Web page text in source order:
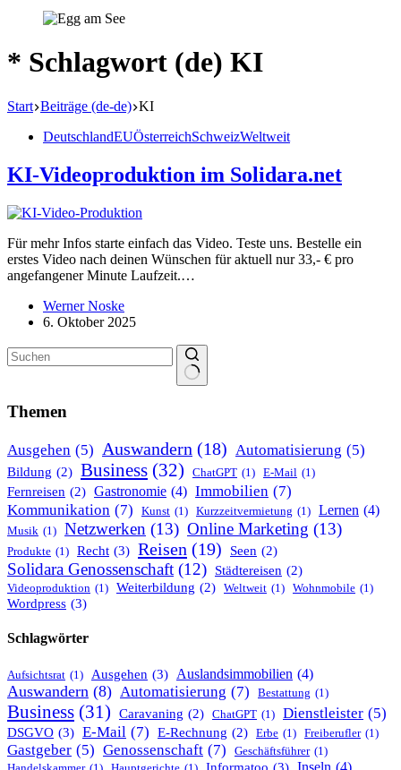
* Schlagwort (de) KI
Start Beiträge (de-de) KI
DeutschlandEUÖsterreichSchweizWeltweit
KI-Video­pro­duktion im Solidara.net
Für mehr Infos starte einfach das Video. Teste uns. Bestelle ein
erstes Video nach deinen Wünschen für aktuell nur 33,- € pro
angefan­gener Minute Laufzeit.…
Werner Noske
6. Oktober 2025
Ergebnisse
Themen
Ausgehen (5) Auswandern (18) Automatisierung (5)
Bildung (2) Business (32) ChatGPT (1) E-Mail (1)
Fernreisen (2) Gastronomie (4) Immobilien (7)
Kommunikation (7) Kunst (1) Kurzzeitvermietung (1) Lernen (4)
Musik (1) Netzwerken (13) Online Marketing (13)
Produkte (1) Recht (3) Reisen (19) Seen (2)
Solidara Genossenschaft (12) Städtereisen (2)
Videoproduktion (1) Weiterbildung (2) Weltweit (1) Wohnmobile (1)
Wordpress (3)
Schlagwörter
Aufsichtsrat (1) Ausgehen (3) Auslandsimmobilien (4)
Auswandern (8) Automatisierung (7) Bestattung (1)
Business (31) Caravaning (2) ChatGPT (1) Dienstleister (5)
DSGVO (3) E-Mail (7) E-Rechnung (2) Erbe (1) Freiberufler (1)
Gastgeber (5) Genossenschaft (7) Geschäftsführer (1)
Informatoo (3) Inseln (4)